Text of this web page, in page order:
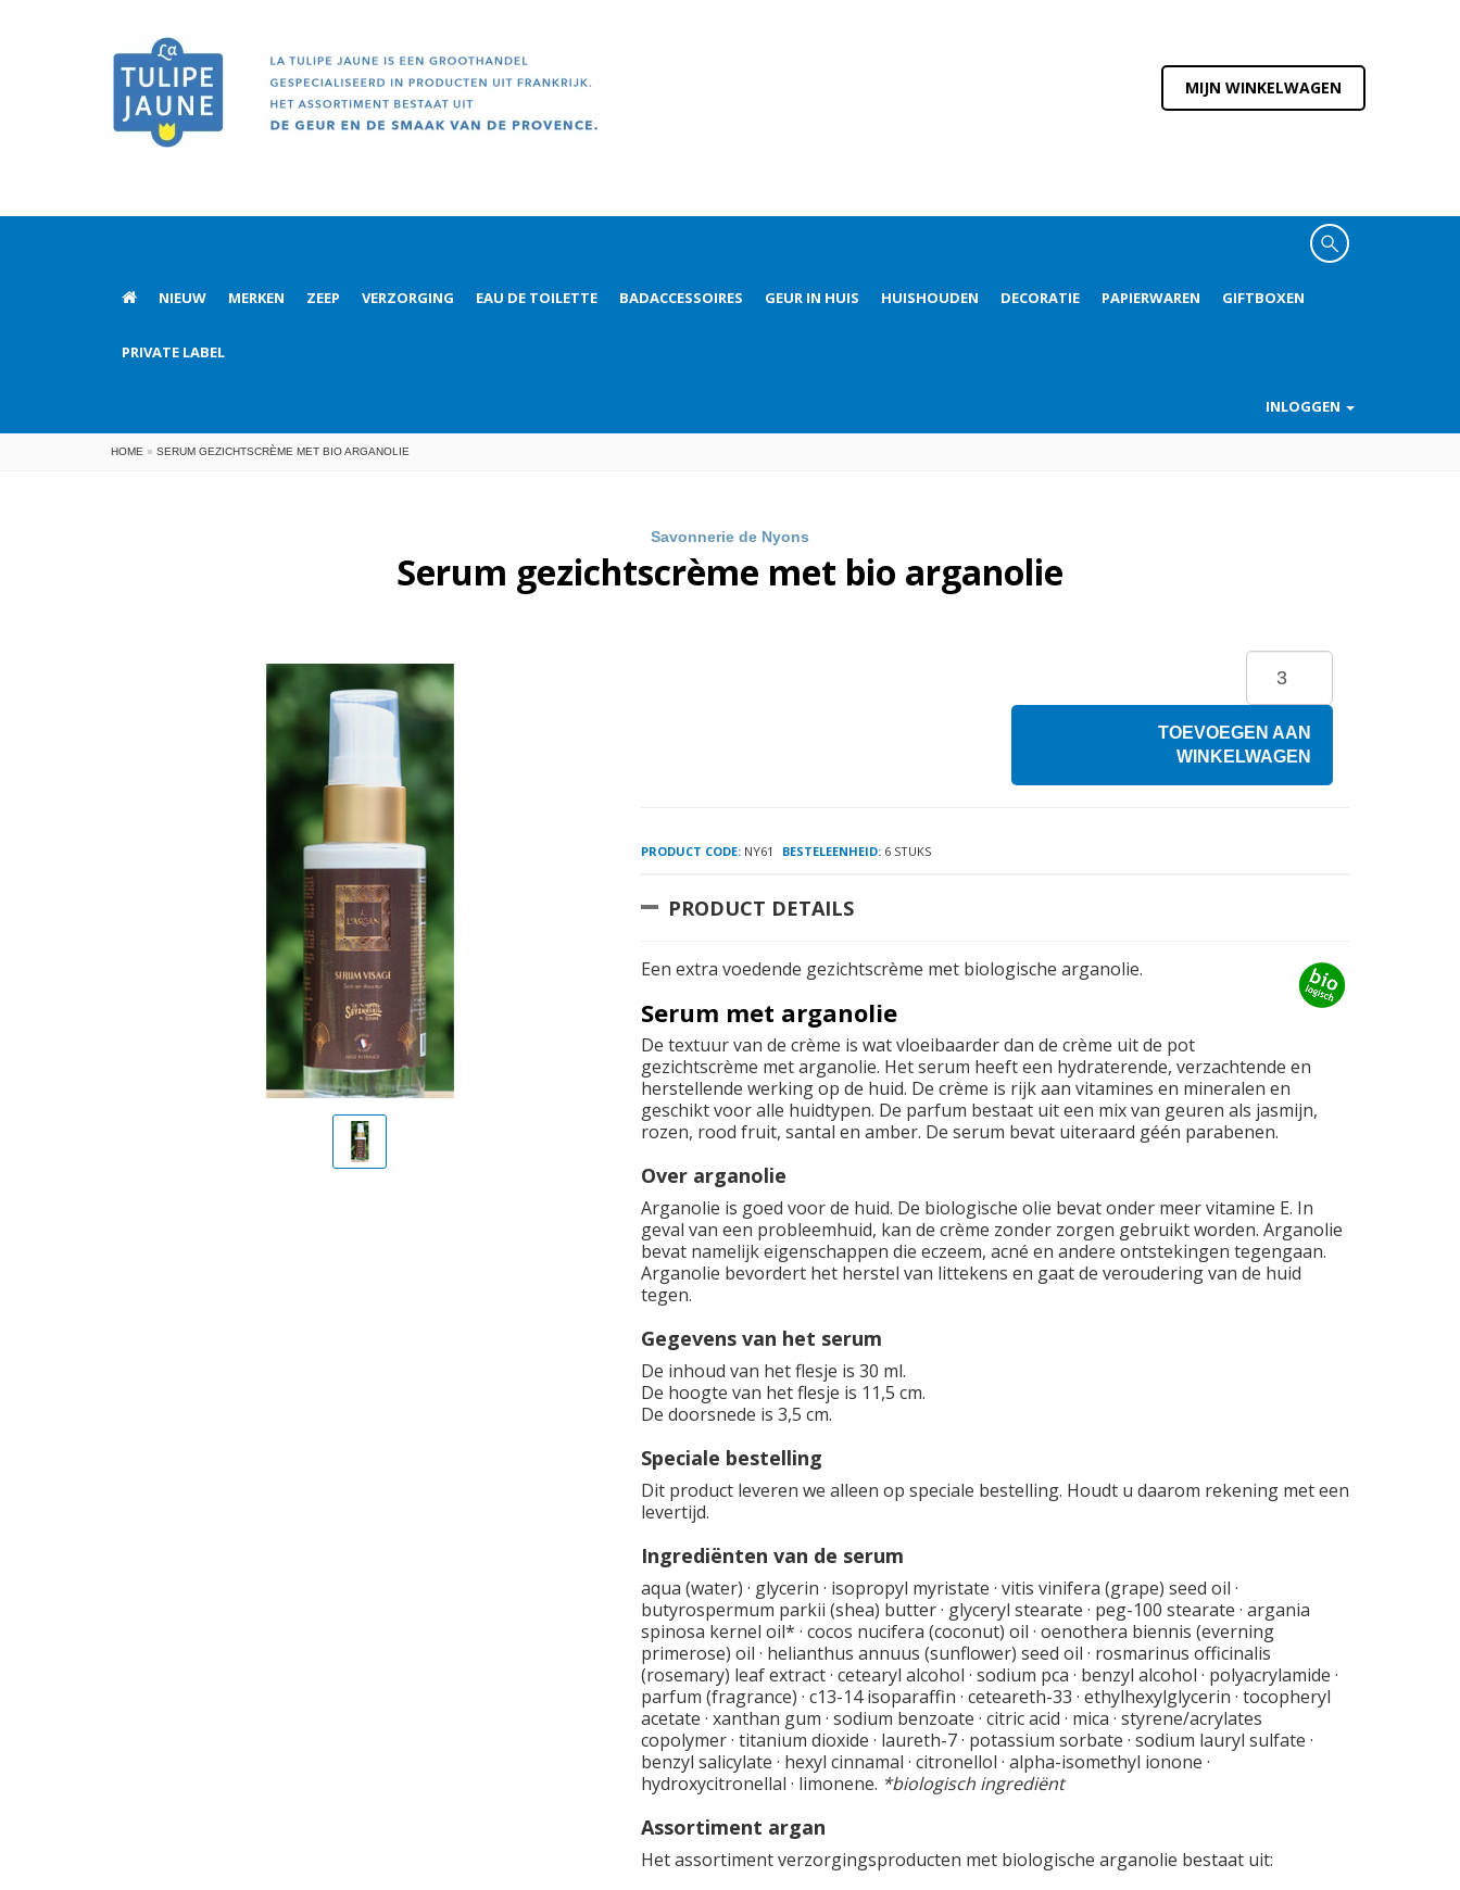
MIJN WINKELWAGEN
NIEUW MERKEN ZEEP VERZORGING EAU DE TOILETTE BADACCESSOIRES GEUR IN HUIS HUISHOUDEN DECORATIE PAPIERWAREN GIFTBOXEN
PRIVATE LABEL
INLOGGEN
HOME » SERUM GEZICHTSCRÈME MET BIO ARGANOLIE
Savonnerie de Nyons
Serum gezichtscrème met bio arganolie
TOEVOEGEN AAN
WINKELWAGEN
PRODUCT CODE:NY61 BESTELEENHEID:6 STUKS
PRODUCT DETAILS
Een extra voedende gezichtscrème met biologische arganolie.
Serum met arganolie
De textuur van de crème is wat vloeibaarder dan de crème uit de pot
gezichtscrème met arganolie. Het serum heeft een hydraterende, verzachtende en
herstellende werking op de huid. De crème is rijk aan vitamines en mineralen en
geschikt voor alle huidtypen. De parfum bestaat uit een mix van geuren als jasmijn,
rozen, rood fruit, santal en amber. De serum bevat uiteraard géén parabenen.
Over arganolie
Arganolie is goed voor de huid. De biologische olie bevat onder meer vitamine E. In
geval van een probleemhuid, kan de crème zonder zorgen gebruikt worden. Arganolie
bevat namelijk eigenschappen die eczeem, acné en andere ontstekingen tegengaan.
Arganolie bevordert het herstel van littekens en gaat de veroudering van de huid
tegen.
Gegevens van het serum
De inhoud van het flesje is 30 ml.
De hoogte van het flesje is 11,5 cm.
De doorsnede is 3,5 cm.
Speciale bestelling
Dit product leveren we alleen op speciale bestelling. Houdt u daarom rekening met een
levertijd.
Ingrediënten van de serum
aqua (water) · glycerin · isopropyl myristate · vitis vinifera (grape) seed oil ·
butyrospermum parkii (shea) butter · glyceryl stearate · peg-100 stearate · argania
spinosa kernel oil* · cocos nucifera (coconut) oil · oenothera biennis (everning
primerose) oil · helianthus annuus (sunflower) seed oil · rosmarinus officinalis
(rosemary) leaf extract · cetearyl alcohol · sodium pca · benzyl alcohol · polyacrylamide ·
parfum (fragrance) · c13-14 isoparaffin · ceteareth-33 · ethylhexylglycerin · tocopheryl
acetate · xanthan gum · sodium benzoate · citric acid · mica · styrene/acrylates
copolymer · titanium dioxide · laureth-7 · potassium sorbate · sodium lauryl sulfate ·
benzyl salicylate · hexyl cinnamal · citronellol · alpha-isomethyl ionone ·
hydroxycitronellal · limonene. *biologisch ingrediënt
Assortiment argan
Het assortiment verzorgingsproducten met biologische arganolie bestaat uit: